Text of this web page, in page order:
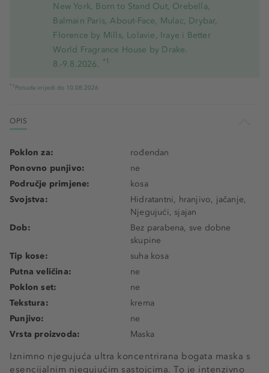
New York, Born to Stand Out, Orebella,
Balmain Paris, About-Face, Mulac, Drybar,
Florence by Mills, Lolavie, Iraye i Better
World Fragrance House by Drake.
8.-9.8.2026. *1
*1 Ponuda vrijedi do 10.08.2026
OPIS
Iznimno njegujuća ultra koncentrirana bogata maska s
esencijalnim njegujućim sastojcima. To je intenzivno
Poklon za:
rođendan
Ponovno punjivo:
ne
Područje primjene:
kosa
Svojstva:
Hidratantni, hranjivo, jačanje,
Njegujući, sjajan
Dob:
Bez parabena, sve dobne
skupine
Tip kose:
suha kosa
Putna veličina:
ne
Poklon set:
ne
Tekstura:
krema
Punjivo:
ne
Vrsta proizvoda:
Maska